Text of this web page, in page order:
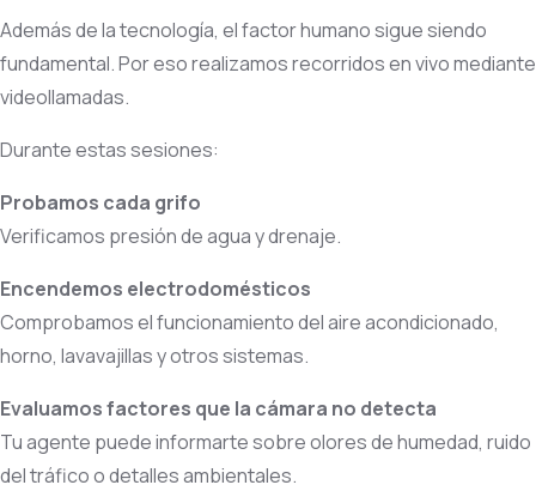
Además de la tecnología, el factor humano sigue siendo
fundamental. Por eso realizamos recorridos en vivo mediante
videollamadas.
Durante estas sesiones:
Probamos cada grifo
Verificamos presión de agua y drenaje.
Encendemos electrodomésticos
Comprobamos el funcionamiento del aire acondicionado,
horno, lavavajillas y otros sistemas.
Evaluamos factores que la cámara no detecta
Tu agente puede informarte sobre olores de humedad, ruido
del tráfico o detalles ambientales.